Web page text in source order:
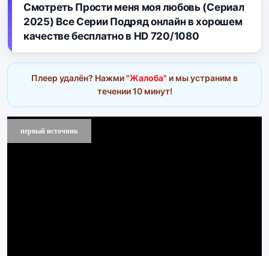
Смотреть Прости меня моя любовь (Сериал
2025) Все Серии Подряд онлайн в хорошем
качестве бесплатно в HD 720/1080
Плеер удалён? Нажми"Жалоба" и мы устраним в
течении 10 минут!
первый источник